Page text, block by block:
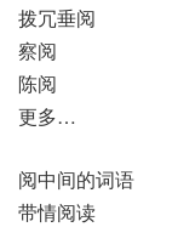
拨冗垂阅
察阅
陈阅
更多…
阅中间的词语
带情阅读